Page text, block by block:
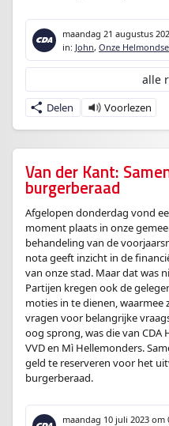
maandag 21 augustus
in: John, Onze
Delen
alle
Van der Kant:
burgerberaad
Afgelopen donderdag vond
moment plaats in onze
behandeling van de
nota geeft inzicht in de
van onze stad. Maar dat was
Partijen kregen ook de
moties in te dienen, waarmee
vragen voor belangrijke
oog sprong, was die van CDA
VVD en Mì Hellemonders.
geld te reserveren voor het
burgerberaad.
maandag 10 juli 2023 om